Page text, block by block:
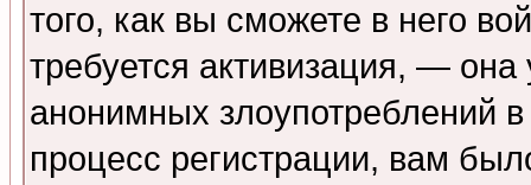
того, как вы сможете в него
требуется активизация, —
анонимных злоупотреблений
процесс регистрации, вам